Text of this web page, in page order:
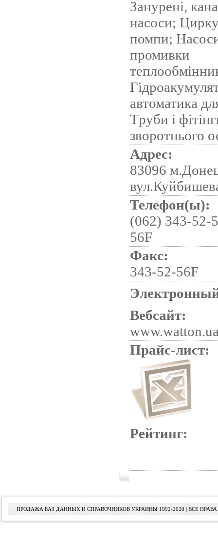
Занурені,
насоси;
помпи;
промивки
автоматика
Tруби і
зворотнього
Адрес:
83096
Телефон(ы):
(062) 343-52-
56F
Факс:
343-52-56F
Вебсайт:
Прайс-лист:
Рейтинг:
ПРОДАЖА БАЗ ДАННЫХ И СПРАВОЧНИКОВ УКРАИНЫ 1992-2020 | ВСЕ